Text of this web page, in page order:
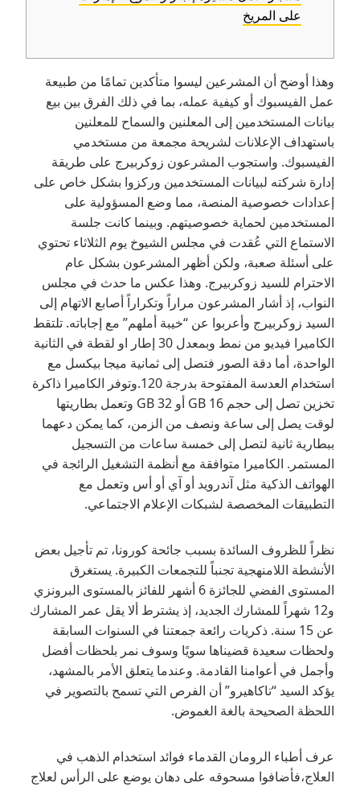
على المريخ
وهذا أوضح أن المشرعين ليسوا متأكدين تمامًا من طبيعة
عمل الفيسبوك أو كيفية عمله، بما في ذلك الفرق بين بيع
بيانات المستخدمين إلى المعلنين والسماح للمعلنين
باستهداف الإعلانات لشريحة مجمعة من مستخدمي
الفيسبوك. واستجوب المشرعون زوكربيرج على طريقة
إدارة شركته لبيانات المستخدمين وركزوا بشكل خاص على
إعدادات خصوصية المنصة، مما وضع المسؤولية على
المستخدمين لحماية خصوصيتهم. وبينما كانت جلسة
الاستماع التي عُقدت في مجلس الشيوخ يوم الثلاثاء تحتوي
على أسئلة صعبة، ولكن أظهر المشرعون بشكل عام
الاحترام للسيد زوكربيرج. وهذا عكس ما حدث في مجلس
النواب، إذ أشار المشرعون مراراً وتكراراً أصابع الاتهام إلى
السيد زوكربيرج وأعربوا عن “خيبة أملهم” مع إجاباته. تلتقط
الكاميرا فيديو من نمط وبمعدل 30 إطار او لقطة في الثانية
الواحدة، أما دقة الصور فتصل إلى ثمانية ميجا بيكسل مع
استخدام العدسة المفتوحة بدرجة 120.وتوفر الكاميرا ذاكرة
تخزين تصل إلى حجم 16 GB أو 32 GB وتعمل بطاريتها
لوقت يصل إلى ساعة ونصف من الزمن، كما يمكن دعهما
ببطارية ثانية لتصل إلى خمسة ساعات من التسجيل
المستمر. الكاميرا متوافقة مع أنظمة التشغيل الرائجة في
الهواتف الذكية مثل آندرويد أو آي أو أس وتعمل مع
التطبيقات المخصصة لشبكات الإعلام الاجتماعي.
نظراً للظروف السائدة بسبب جائحة كورونا، تم تأجيل بعض
الأنشطة اللامنهجية تجنباً للتجمعات الكبيرة. يستغرق
المستوى الفضي للجائزة 6 أشهر للفائز بالمستوى البرونزي
و12 شهراً للمشارك الجديد، إذ يشترط ألا يقل عمر المشارك
عن 15 سنة. ذكريات رائعة جمعتنا في السنوات السابقة
ولحظات سعيدة قضيناها سويًا وسوف نمر بلحظات أفضل
وأجمل في أعوامنا القادمة. وعندما يتعلق الأمر بالمشهد،
يؤكد السيد “تاكاهيرو” أن الفرص التي تسمح بالتصوير في
اللحظة الصحيحة بالغة الغموض.
عرف أطباء الرومان القدماء فوائد استخدام الذهب في
العلاج،فأضافوا مسحوقه على دهان يوضع على الرأس لعلاج